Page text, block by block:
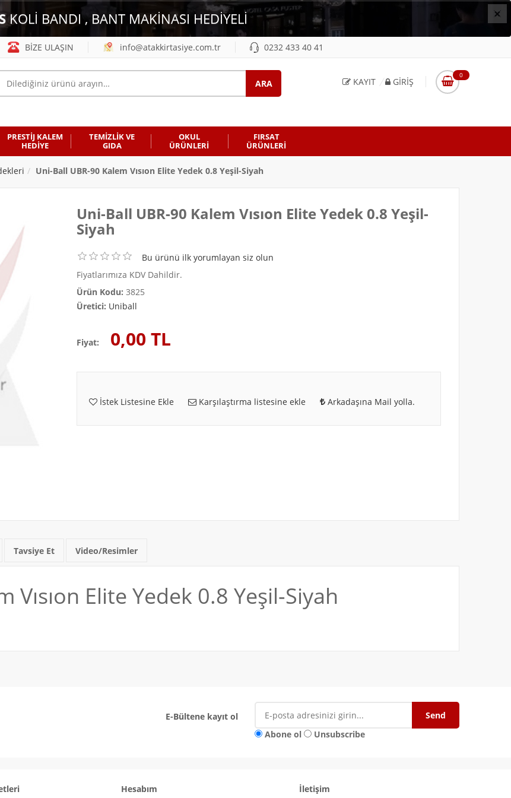
×
KOLİ BANDI , BANT MAKİNASI HEDİYELİ
BİZE ULAŞIN info@atakkirtasiye.com.tr 0232 433 40 41
KAYIT GIRIŞ
0
PRESTİJ KALEM
HEDİYE
TEMİZLİK VE
GIDA
OKUL
ÜRÜNLERİ
FIRSAT
ÜRÜNLERI
Uni-Ball UBR-90 Kalem Vısıon Elite Yedek 0.8 Yeşil-Siyah
Uni-Ball UBR-90 Kalem Vısıon Elite Yedek 0.8 Yeşil-
Siyah
Bu ürünü ilk yorumlayan siz olun
Fiyatlarımıza KDV Dahildir.
Ürün Kodu: 3825
Üretici: Uniball
Fiyat: 0,00 TL
İstek Listesine Ekle Karşılaştırma listesine ekle Arkadaşına Mail yolla.
Tavsiye Et Video/Resimler
Vısıon Elite Yedek 0.8 Yeşil-Siyah
E-Bültene kayıt ol
Abone ol
Unsubscribe
Hesabım İletişim